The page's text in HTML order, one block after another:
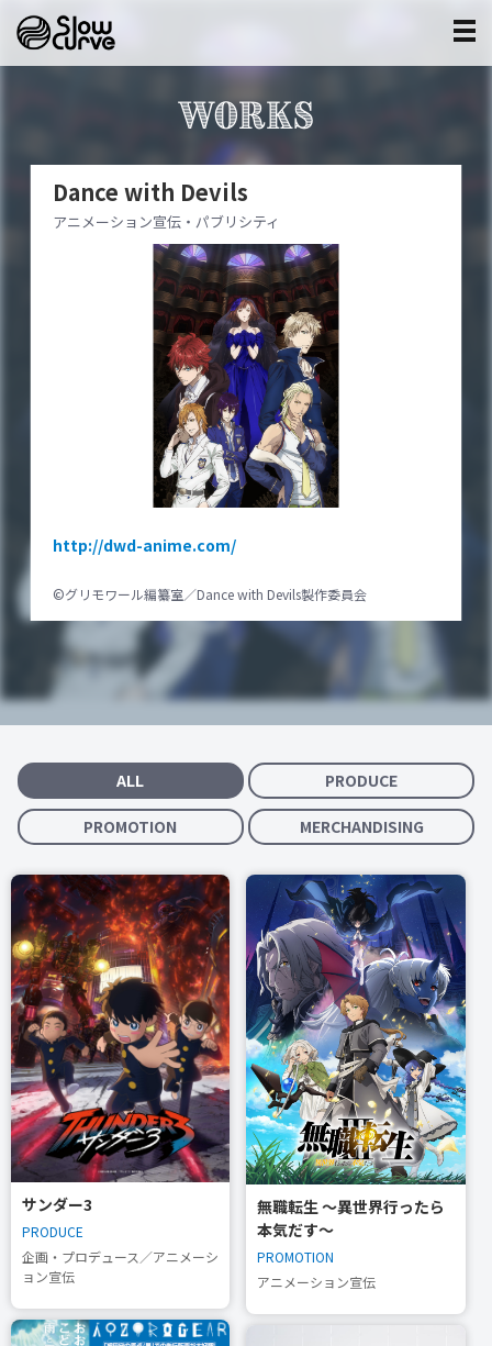
WORKS
Dance with Devils
アニメーション宣伝・パブリシティ
http://dwd-anime.com/
©グリモワール編纂室／Dance with Devils製作委員会
ALL PRODUCE
PROMOTION MERCHANDISING
サンダー3
PRODUCE
企画・プロデュース／アニメーシ
ョン宣伝
無職転生 〜異世界行ったら
本気だす〜
PROMOTION
アニメーション宣伝